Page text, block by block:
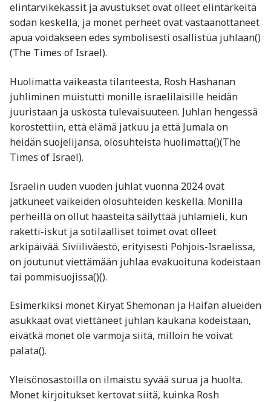
elintarvikekassit ja avustukset ovat olleet elintärkeitä
sodan keskellä, ja monet perheet ovat vastaanottaneet
apua voidakseen edes symbolisesti osallistua juhlaan​()​
(The Times of Israel).
Huolimatta vaikeasta tilanteesta, Rosh Hashanan
juhliminen muistutti monille israelilaisille heidän
juuristaan ja uskosta tulevaisuuteen. Juhlan hengessä
korostettiin, että elämä jatkuu ja että Jumala on
heidän suojelijansa, olosuhteista huolimatta​()​(The
Times of Israel).
Israelin uuden vuoden juhlat vuonna 2024 ovat
jatkuneet vaikeiden olosuhteiden keskellä. Monilla
perheillä on ollut haasteita säilyttää juhlamieli, kun
raketti-iskut ja sotilaalliset toimet ovat olleet
arkipäivää. Siviiliväestö, erityisesti Pohjois-Israelissa,
on joutunut viettämään juhlaa evakuoituna kodeistaan
tai pommisuojissa​()​().
Esimerkiksi monet Kiryat Shemonan ja Haifan alueiden
asukkaat ovat viettäneet juhlan kaukana kodeistaan,
eivätkä monet ole varmoja siitä, milloin he voivat
palata​().
Yleisönosastoilla on ilmaistu syvää surua ja huolta.
Monet kirjoitukset kertovat siitä, kuinka Rosh